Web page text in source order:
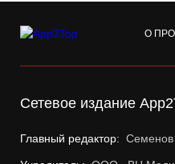
О
Сетевое издание
Главный редактор: Семенов